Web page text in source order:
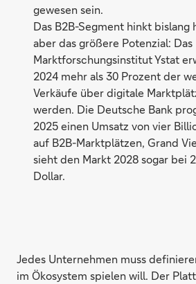
gewesen sein.
Das B2B-Segment hinkt bislang
aber das größere Potenzial: Das
Marktforschungsinstitut Ystat
2024 mehr als 30 Prozent der
Verkäufe über digitale
werden. Die Deutsche Bank
2025 einen Umsatz von vier
auf B2B-Marktplätzen, Grand
sieht den Markt 2028 sogar bei
Dollar.
Jedes Unternehmen muss
im Ökosystem spielen will. Der